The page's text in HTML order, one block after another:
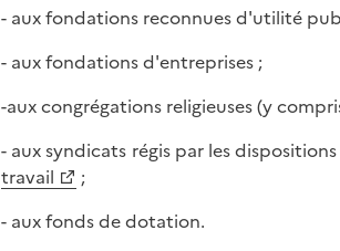
- aux fondations reconnues d'utilité
- aux fondations d'entreprises ;
-aux congrégations religieuses (y
- aux syndicats régis par les
travail
;
- aux fonds de dotation.